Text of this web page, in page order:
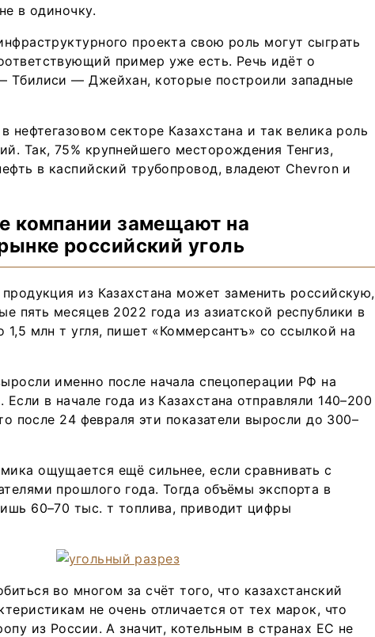
в одиночку.
проекта свою роль могут сыграть
пример уже есть. Речь идёт о
Тбилиси — Джейхан, которые построили западные
нефтегазовом секторе Казахстана и так велика роль
Так, 75% крупнейшего месторождения Тенгиз,
в каспийский трубопровод, владеют Chevron и
компании замещают на
российский уголь
из Казахстана может заменить российскую,
пять месяцев 2022 года из азиатской республики в
1,5 млн т угля, пишет «Коммерсантъ» со ссылкой на
именно после начала спецоперации РФ на
в начале года из Казахстана отправляли 140–200
после 24 февраля эти показатели выросли до 300–
ощущается ещё сильнее, если сравнивать с
прошлого года. Тогда объёмы экспорта в
60–70 тыс. т топлива, приводит цифры
во многом за счёт того, что казахстанский
не очень отличается от тех марок, что
из России. А значит, котельным в странах ЕС не